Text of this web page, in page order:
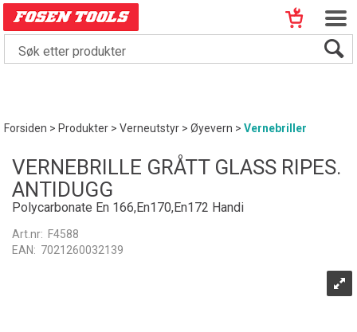
Forsiden>Produkter>Verneutstyr>Øyevern>Vernebriller
VERNEBRILLE GRÅTT GLASS RIPES.
ANTIDUGG
Polycarbonate En 166,En170,En172 Handi
Art.nr: F4588
EAN: 7021260032139